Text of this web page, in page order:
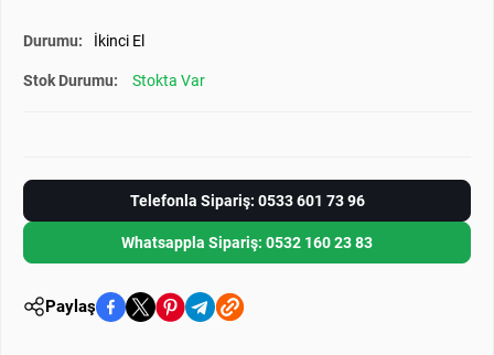
Durumu: İkinci El
Stok Durumu: Stokta Var
Telefonla Sipariş: 0533 601 73 96
Whatsappla Sipariş: 0532 160 23 83
Paylaş